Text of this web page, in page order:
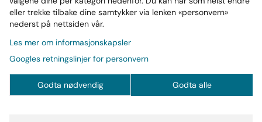
Bruk
Ideell for styrketrening, løping, funksjonell fitness og
utendørsøkter. Kombiner med en lett treningstopp for et
komplett, pustende treningssett.
Hvorfor velge dette produktet?
eller trekke tilbake dine samtykker via lenken «personvern»
nederst på nettsiden vår.
Les mer om informasjonskapsler
Googles retningslinjer for personvern
Godta nødvendig Godta alle